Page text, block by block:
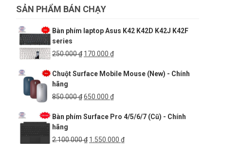
350.000 ₫.
SẢN PHẨM BÁN CHẠY
Bàn phím laptop Asus K42 K42D K42J K42F
series
250.000₫ Giá
là:
170.000 ₫Giá
tại
170.000 ₫.
Chuột Surface Mobile Mouse (New) - Chính
hãng
850.000₫Giá
là:
650.000 ₫Giá
tại
650.000 ₫.
Bàn phím Surface Pro 4/5/6/7 (Cũ) - Chính
hãng
2.100.000₫ Giá
1.550.000 ₫Giá